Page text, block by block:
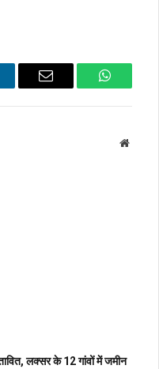
Email WhatsApp
Website
लक्सर के 12 गांवों में जमीन